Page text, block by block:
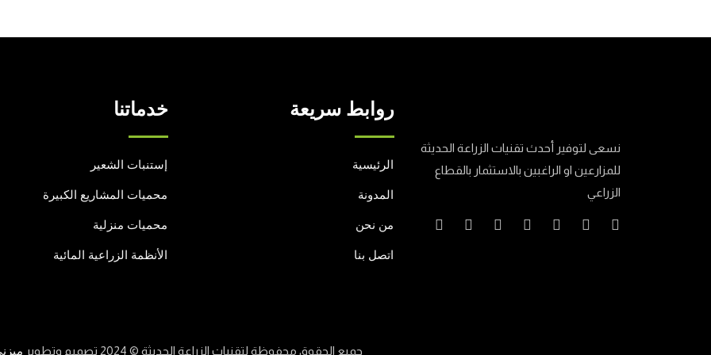
نسعى لتوفير أحدث تقنيات الزراعة الحديثة
للمزارعين او الراغبين بالاستثمار بالقطاع
الزراعي
روابط سريعة
الرئيسية
المدونة
من نحن
اتصل بنا
خدماتنا
إستنبات الشعير
محميات المشاريع الكبيرة
محميات منزلية
الأنظمة الزراعية المائية
جميع الحقوق محفوظة لتقنيات الزراعة الحديثة © 2024 تصميم وتطوير